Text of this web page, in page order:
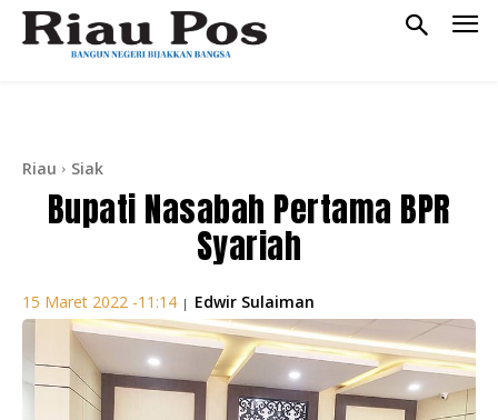
Riau Siak
Bupati Nasabah Pertama BPR
Syariah
15 Maret 2022 -11:14 | Edwir Sulaiman